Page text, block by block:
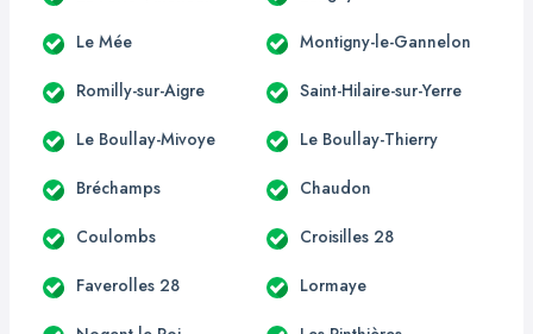
Le Mée Montigny-le-Gannelon
Romilly-sur-Aigre Saint-Hilaire-sur-Yerre
Le Boullay-Mivoye Le Boullay-Thierry
Bréchamps Chaudon
Coulombs Croisilles 28
Faverolles 28 Lormaye